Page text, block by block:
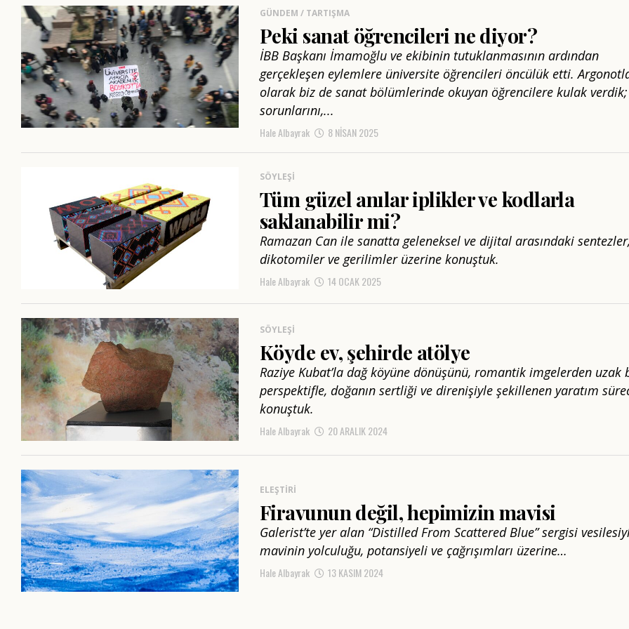
GÜNDEM / TARTIŞMA
Peki sanat öğrencileri ne diyor?
İBB Başkanı İmamoğlu ve ekibinin tutuklanmasının ardından
gerçekleşen eylemlere üniversite öğrencileri öncülük etti.
olarak biz de sanat bölümlerinde okuyan öğrencilere kulak verdik;
sorunlarını,...
Hale Albayrak 8 NISAN 2025
SÖYLEŞI
Tüm güzel anılar iplikler ve kodlarla
saklanabilir mi?
Ramazan Can ile sanatta geleneksel ve dijital arasındaki
dikotomiler ve gerilimler üzerine konuştuk.
Hale Albayrak 14 OCAK 2025
SÖYLEŞI
Köyde ev, şehirde atölye
Raziye Kubat’la dağ köyüne dönüşünü, romantik imgelerden uzak
perspektifle, doğanın sertliği ve direnişiyle şekillenen yaratım
konuştuk.
Hale Albayrak 20 ARALIK 2024
ELEŞTIRI
Firavunun değil, hepimizin mavisi
Galerist’te yer alan “Distilled From Scattered Blue” sergisi
mavinin yolculuğu, potansiyeli ve çağrışımları üzerine…
Hale Albayrak 13 KASIM 2024